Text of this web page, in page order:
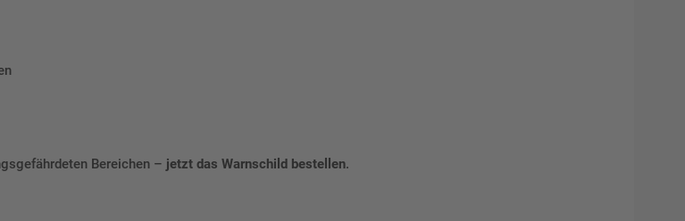
Bereichen – jetzt das Warnschild bestellen.